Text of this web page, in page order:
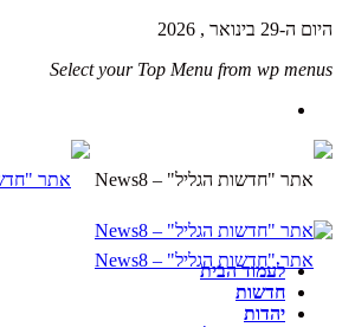
היום ה-29 בינואר , 2026
Select your Top Menu from wp menus
לעמוד הבית
חדשות
יהדות